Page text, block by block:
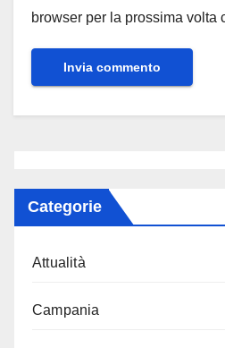
browser per la prossima volta
Categorie
Attualità
Campania